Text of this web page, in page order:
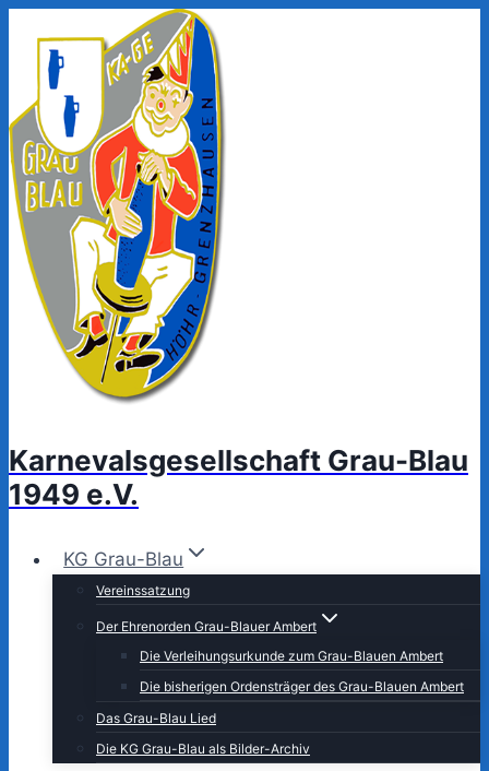
Inhalt
springen
Karnevalsgesellschaft Grau-Blau
1949 e.V.
KG Grau-Blau
Vereinssatzung
Der Ehrenorden Grau-Blauer Ambert
Die Verleihungsurkunde zum Grau-Blauen Ambert
Die bisherigen Ordensträger des Grau-Blauen Ambert
Das Grau-Blau Lied
Die KG Grau-Blau als Bilder-Archiv